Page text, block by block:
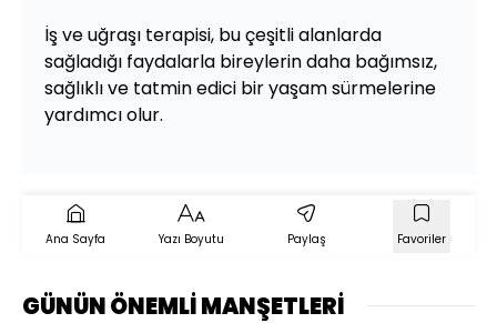
İş ve uğraşı terapisi, bu çeşitli alanlarda
sağladığı faydalarla bireylerin daha bağımsız,
sağlıklı ve tatmin edici bir yaşam sürmelerine
yardımcı olur.
Ana Sayfa Yazı Boyutu Paylaş Favoriler
GÜNÜN ÖNEMLİ MANŞETLERİ